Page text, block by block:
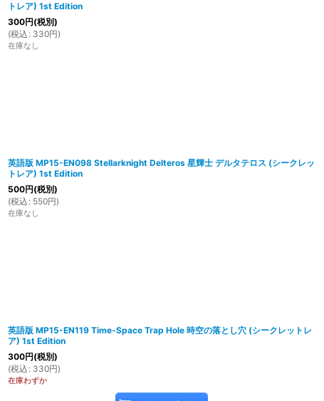
トレア) 1st Edition
300円(税別)
(税込 : 330円)
在庫なし
英語版 MP15-EN098 Stellarknight Delteros 星輝士 デルタテロス (シークレッ
トレア) 1st Edition
500円(税別)
(税込 : 550円)
在庫なし
英語版 MP15-EN119 Time-Space Trap Hole 時空の落とし穴 (シークレットレ
ア) 1st Edition
300円(税別)
(税込 : 330円)
在庫わずか